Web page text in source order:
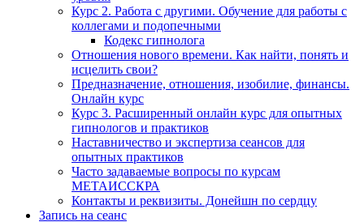
Курс 2. Работа с другими. Обучение для работы с
коллегами и подопечными
Кодекс гипнолога
Отношения нового времени. Как найти, понять и
исцелить свои?
Предназначение, отношения, изобилие, финансы.
Онлайн курс
Курс 3. Расширенный онлайн курс для опытных
гипнологов и практиков
Наставничество и экспертиза сеансов для
опытных практиков
Часто задаваемые вопросы по курсам
МЕТАИССКРА
Контакты и реквизиты. Донейшн по сердцу
Запись на сеанс